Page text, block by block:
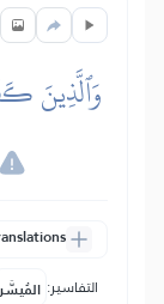
وَٱلَّذِينَ
التفاسير: المُيسَّر